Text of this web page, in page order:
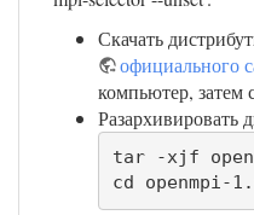
Скачать
официального
компьютер, затем
Разархивировать
tar -xjf
cd openmpi-